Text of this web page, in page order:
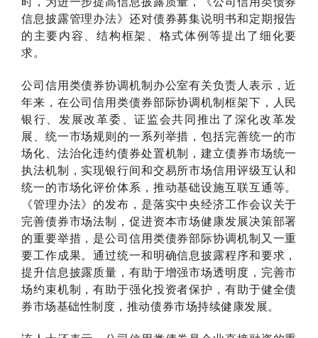
信息披露管理办法》还对债券募集说明书和定期报告
的主要内容、结构框架、格式体例等提出了细化要
求。
公司信用类债券协调机制办公室有关负责人表示，近
年来，在公司信用类债券部际协调机制框架下，人民
银行、发展改革委、证监会共同推出了深化改革发
展、统一市场规则的一系列举措，包括完善统一的市
场化、法治化违约债券处置机制，建立债券市场统一
执法机制，实现银行间和交易所市场信用评级互认和
统一的市场化评价体系，推动基础设施互联互通等。
《管理办法》的发布，是落实中央经济工作会议关于
完善债券市场法制，促进资本市场健康发展决策部署
的重要举措，是公司信用类债券部际协调机制又一重
要工作成果。通过统一和明确信息披露程序和要求，
提升信息披露质量，有助于增强市场透明度，完善市
场约束机制，有助于强化投资者保护，有助于健全债
券市场基础性制度，推动债券市场持续健康发展。